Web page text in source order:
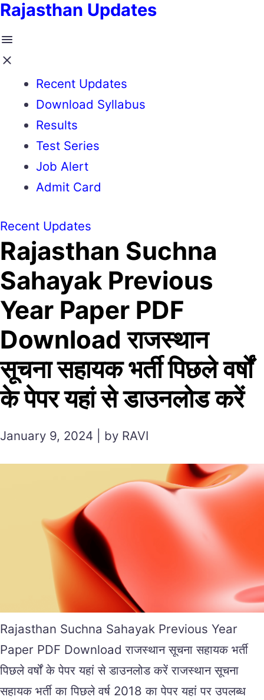
Rajasthan Updates
Recent Updates
Download Syllabus
Results
Test Series
Job Alert
Admit Card
Recent Updates
Rajasthan Suchna
Sahayak Previous
Year Paper PDF
Download राजस्थान
सूचना सहायक भर्ती पिछले वर्षों
के पेपर यहां से डाउनलोड करें
January 9, 2024 | by RAVI
Rajasthan Suchna Sahayak Previous Year
Paper PDF Download राजस्थान सूचना सहायक भर्ती
पिछले वर्षों के पेपर यहां से डाउनलोड करें राजस्थान सूचना
सहायक भर्ती का पिछले वर्ष 2018 का पेपर यहां पर उपलब्ध